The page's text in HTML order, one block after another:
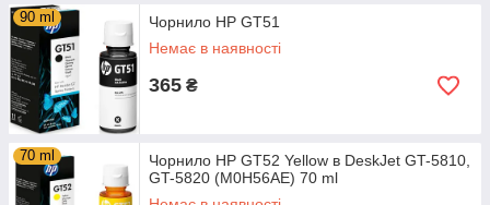
90 ml
Чорнило HP GT51
Немає в наявності
365 ₴
70 ml
Чорнило HP GT52 Yellow в DeskJet GT-5810,
GT-5820 (M0H56AE) 70 ml